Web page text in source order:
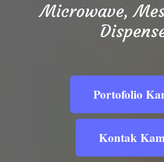
Microwave,
Portofolio
Kontak